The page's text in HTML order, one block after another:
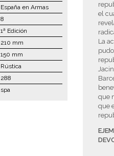
el
La
que
que
España en Armas
8
1ª Edición
210 mm
150 mm
Rústica
288
spa